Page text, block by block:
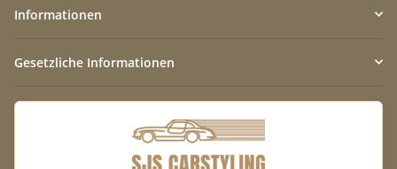
Informationen
Gesetzliche Informationen